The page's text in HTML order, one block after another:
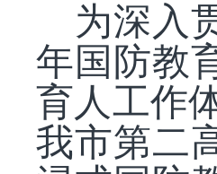
为深入
年国防教
育人工作
我市第二